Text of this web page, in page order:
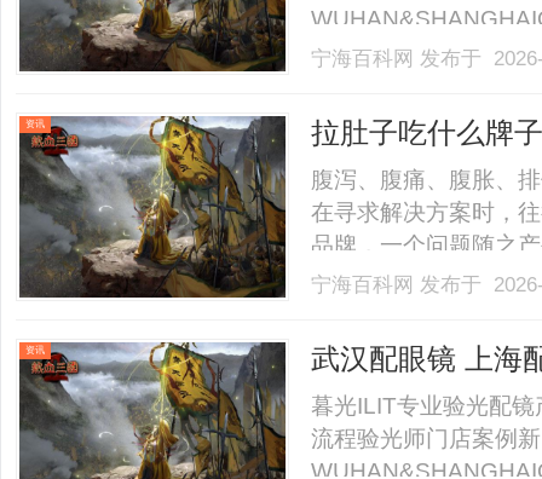
业验光配镜的写字楼
40%-60%优惠，兼顾
宁海百科网 发布于
资讯
拉肚子吃什么牌
障修复机制看益
腹泻、腹痛、腹胀、
在寻求解决方案时，
品牌，一个问题随之
后，是对安全、有效
手，同时审视产品背
道不.........
宁海百科网 发布于
资讯 武汉配眼镜 上海
暮光ILIT专业验光配
流程验光师门店案例